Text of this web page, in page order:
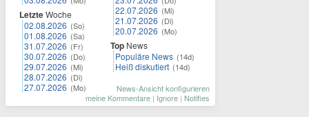
LetzteWoche
02.08.2026 (So)
01.08.2026 (Sa)
31.07.2026 (Fr)
30.07.2026 (Do)
29.07.2026 (Mi)
28.07.2026 (Di)
27.07.2026 (Mo)
22.07.2026 (Mi)
21.07.2026 (Di)
20.07.2026 (Mo)
Top News
Populäre News (14d)
Heiß diskutiert (14d)
News-Ansicht konfigurieren
meine Kommentare | Ignore | Notifies